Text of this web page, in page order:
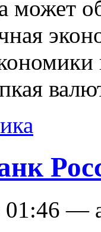
может
01:46 —